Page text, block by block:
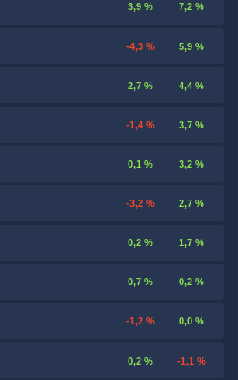
3,9 % 7,2 %
-4,3 % 5,9 %
2,7 % 4,4 %
-1,4 % 3,7 %
0,1 % 3,2 %
-3,2 % 2,7 %
0,2 % 1,7 %
0,7 % 0,2 %
-1,2 % 0,0 %
0,2 % -1,1 %